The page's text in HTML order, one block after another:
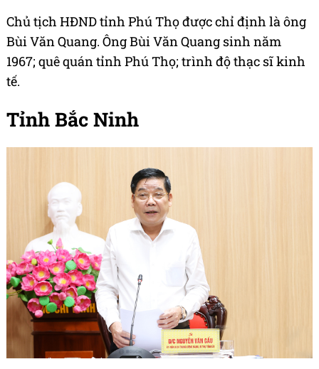
Chủ tịch HĐND tỉnh Phú Thọ được chỉ định là ông
Bùi Văn Quang. Ông Bùi Văn Quang sinh năm
1967; quê quán tỉnh Phú Thọ; trình độ thạc sĩ kinh
tế.
Tỉnh Bắc Ninh